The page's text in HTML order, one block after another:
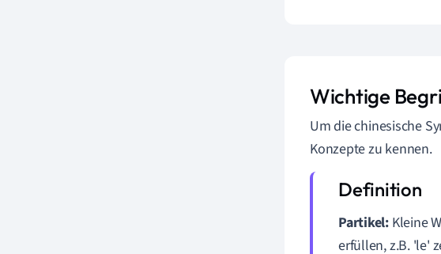
Wichtige
Um die chinesische
Konzepte zu kennen.
Partikel: Kleine
erfüllen, z.B. 'le'